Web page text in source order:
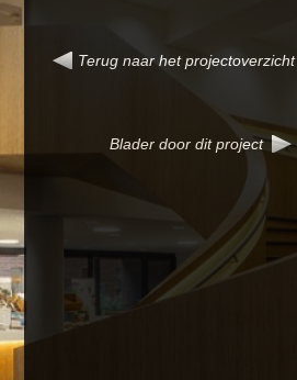
Terug naar hetprojectoverzicht
Blader door dit project